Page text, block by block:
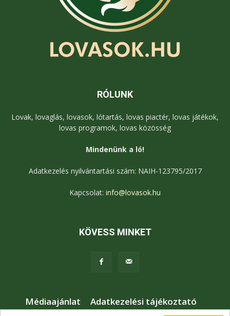
RÓLUNK
Lovak, lovaglás, lovasok, lótartás, lovas piactér, lovas játékok,
lovas programok, lovas közösség
Mindenünk a ló!
Adatkezelés nyilvántartási szám: NAIH-123795/2017
Kapcsolat: info@lovasok.hu
KÖVESS MINKET
Médiaajánlat
Adatkezelési tájékoztató
Jogi nyilatkozat
Karrier Kapcsolat